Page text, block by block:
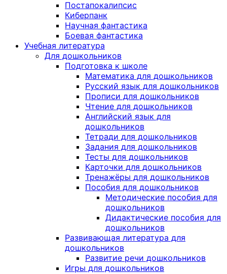
Постапокалипсис
Киберпанк
Научная фантастика
Боевая фантастика
Учебная литература
Для дошкольников
Подготовка к школе
Математика для дошкольников
Русский язык для дошкольников
Прописи для дошкольников
Чтение для дошкольников
Английский язык для
дошкольников
Тетради для дошкольников
Задания для дошкольников
Тесты для дошкольников
Карточки для дошкольников
Тренажёры для дошкольников
Пособия для дошкольников
Методические пособия для
дошкольников
Дидактические пособия для
дошкольников
Развивающая литература для
дошкольников
Развитие речи дошкольников
Игры для дошкольников